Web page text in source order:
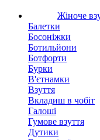
Жіноче
Балетки
Босоніжки
Ботильйони
Ботфорти
Бурки
В'єтнамки
Взуття
Вкладиш в чобіт
Галоші
Гумове взуття
Дутики